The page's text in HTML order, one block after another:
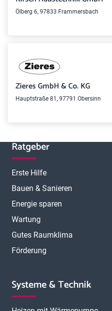
Ölberg 6, 97833 Frammersbach
Zieres GmbH & Co. KG
Hauptstraße 81, 97791 Obersinn
Ratgeber
Erste Hilfe
Bauen & Sanieren
Energie sparen
Wartung
Gutes Raumklima
Förderung
Systeme & Technik